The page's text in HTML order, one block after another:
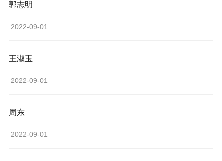
郭志明
2022-09-01
王淑玉
2022-09-01
周东
2022-09-01